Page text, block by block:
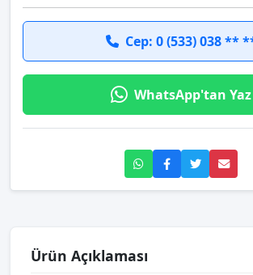
Cep: 0 (533) 038 **
WhatsApp'tan Yaz
Ürün Açıklaması